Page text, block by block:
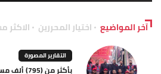
آخر المواضيع اختيار المحررين الاكثر
التقارير المصورة
بأكثر من